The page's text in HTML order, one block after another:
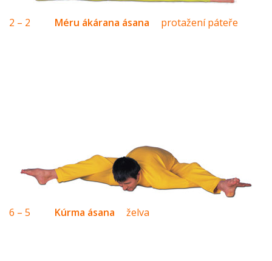
2 – 2 Méru ákárana ásana protažení páteře
6 – 5 Kúrma ásana želva